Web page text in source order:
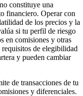
constituye una
financiero. Operar con
de los precios y la
si tu perfil de riesgo
en comisiones y otras
requisitos de elegibilidad
y pueden cambiar
de transacciones de tu
y diferenciales.